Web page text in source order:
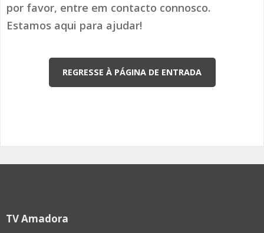
por favor, entre em contacto connosco.
Estamos aqui para ajudar!
REGRESSE À PÁGINA DE ENTRADA
TV Amadora